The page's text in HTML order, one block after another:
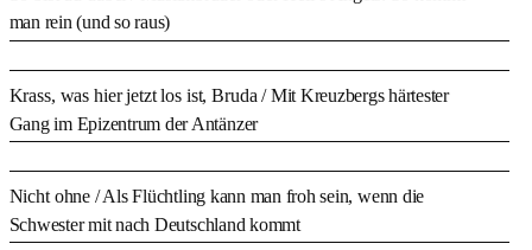
man rein (und so raus)
Krass, was hier jetzt los ist, Bruda / Mit Kreuzbergs härtester
Gang im Epizentrum der Antänzer
Nicht ohne / Als Flüchtling kann man froh sein, wenn die
Schwester mit nach Deutschland kommt